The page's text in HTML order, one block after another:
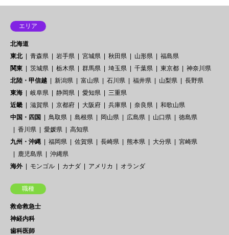
エリア
北海道
東北
青森県 岩手県 宮城県 秋田県 山形県
福島県
関東
茨城県 栃木県 群馬県 埼玉県 千葉県 東京都
神奈川県
北陸・甲信越
新潟県 富山県 石川県 福井県 山梨県
長野県
東海
岐阜県 静岡県 愛知県
三重県
近畿
滋賀県 京都府 大阪府 兵庫県 奈良県
和歌山県
中国・四国
鳥取県 島根県 岡山県 広島県 山口県
徳島県
香川県
愛媛県
高知県
九州・沖縄
福岡県 佐賀県 長崎県 熊本県 大分県
宮崎県
鹿児島県
沖縄県
海外
モンゴル カナダ アメリカ オランダ
職種
救命救急士
神経内科
歯科医師